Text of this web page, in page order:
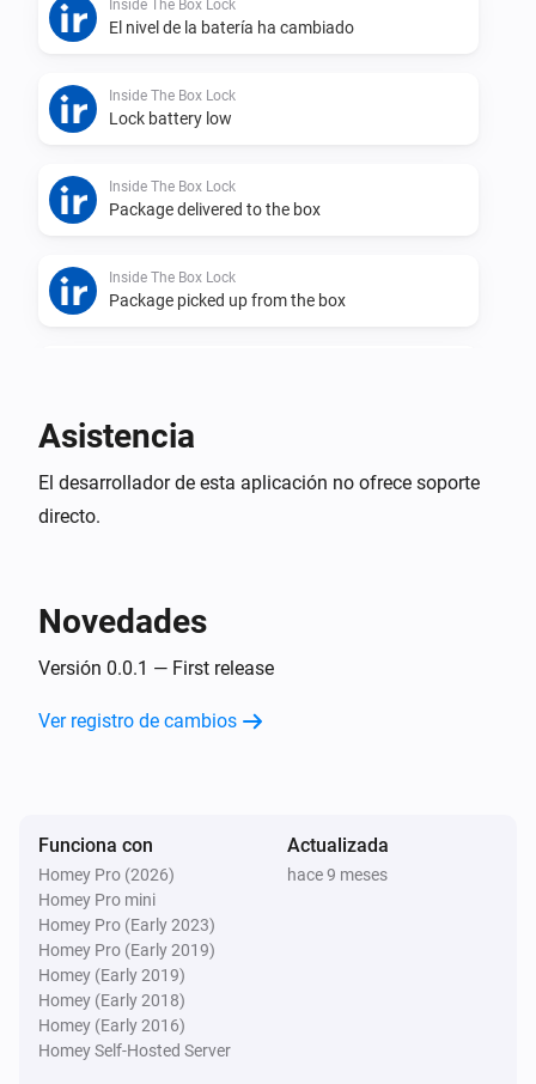
Inside The Box Lock
El nivel de la batería ha cambiado
Inside The Box Lock
Lock battery low
Inside The Box Lock
Package delivered to the box
Inside The Box Lock
Package picked up from the box
Lock was opened
Una cerradura está cerrada
Inside The Box Lock
Cerrar
Inside The Box Lock
Abrir
Asistencia
El desarrollador de esta aplicación no ofrece soporte
directo.
Novedades
Versión 0.0.1 — First release
Ver registro de cambios
Funciona con
Homey Pro (2026)
Homey Pro mini
Homey Pro (Early 2023)
Homey Pro (Early 2019)
Homey (Early 2019)
Homey (Early 2018)
Homey (Early 2016)
Homey Self-Hosted Server
Actualizada
hace 9 meses